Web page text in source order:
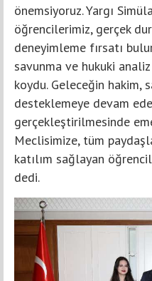
önemsiyoruz. Yargı
öğrencilerimiz, gerçek
deneyimleme fırsatı
savunma ve hukuki
koydu. Geleceğin hakim,
desteklemeye devam
gerçekleştirilmesinde
Meclisimize, tüm
katılım sağlayan
dedi.